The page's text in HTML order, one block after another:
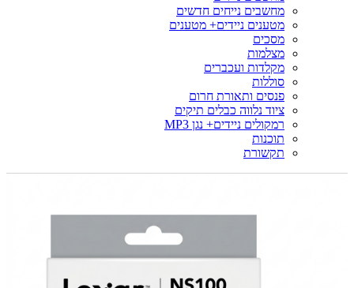
מחשבים נייחים חדשים
מטענים ניידים+ מטענים
מסכים
מצלמות
מקלדות ועכברים
סוללות
פנסים ותאורת חרום
ציוד נלווה כבלים תיקים
רמקולים ניידים+ נגן MP3
תוכנות
תקשורת